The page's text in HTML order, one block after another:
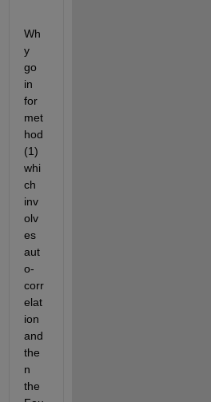
Wh
y
go
in
for
met
hod
(1)
whi
ch
inv
olv
es
aut
o-
corr
elat
ion
and
the
n
the